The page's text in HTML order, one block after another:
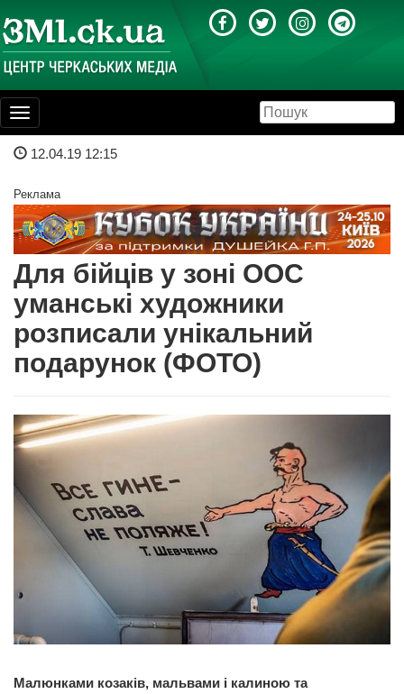
Toggle
navigation
12.04.19 12:15
Реклама
Для бійців у зоні ООС
уманські художники
розписали унікальний
подарунок (ФОТО)
Малюнками козаків, мальвами і калиною та